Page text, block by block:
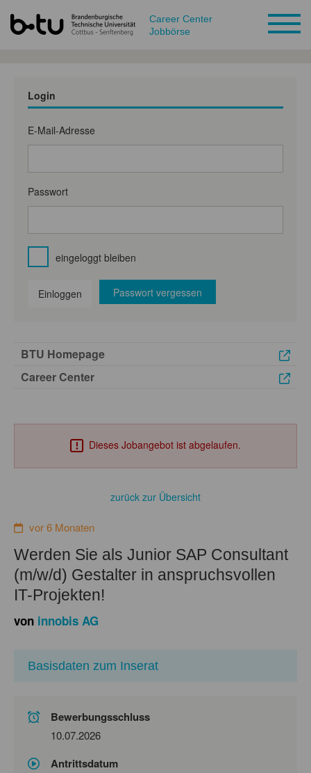
Career Center
Jobbörse
Login
E-Mail-Adresse
Passwort
eingeloggt bleiben
Einloggen Passwort vergessen
BTU Homepage
Career Center
Dieses Jobangebot ist abgelaufen.
zurück zur Übersicht
vor 6 Monaten
Werden Sie als Junior SAP Consultant
(m/w/d) Gestalter in anspruchsvollen
IT-Projekten!
von innobis AG
Basisdaten zum Inserat
Bewerbungsschluss
10.07.2026
Antrittsdatum